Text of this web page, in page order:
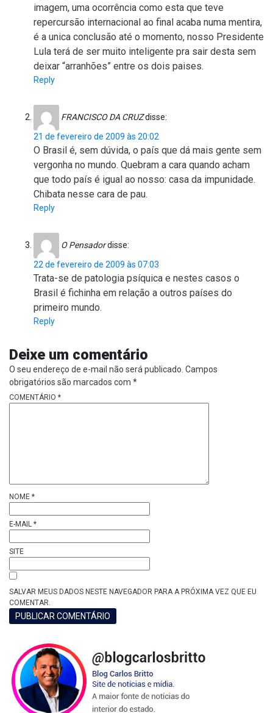
imagem, uma ocorrência como esta que teve
repercursão internacional ao final acaba numa mentira,
é a unica conclusão até o momento, nosso Presidente
Lula terá de ser muito inteligente pra sair desta sem
deixar “arranhões” entre os dois paises.
Reply
FRANCISCO DA CRUZdisse:
21 de fevereiro de 2009 às 20:02
O Brasil é, sem dúvida, o país que dá mais gente sem
vergonha no mundo. Quebram a cara quando acham
que todo país é igual ao nosso: casa da impunidade.
Chibata nesse cara de pau.
Reply
O Pensadordisse:
22 de fevereiro de 2009 às 07:03
Trata-se de patologia psíquica e nestes casos o
Brasil é fichinha em relação a outros países do
primeiro mundo.
Reply
Deixe um comentário
O seu endereço de e-mail não será publicado. Campos
obrigatórios são marcados com *
COMENTÁRIO *
NOME *
E-MAIL *
SITE
SALVAR MEUS DADOS NESTE NAVEGADOR PARA A PRÓXIMA VEZ QUE EU
COMENTAR.